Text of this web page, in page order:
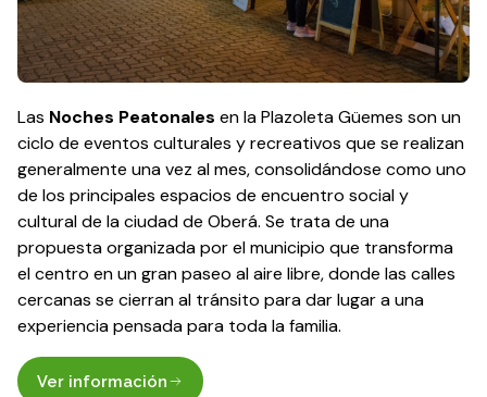
Las Noches Peatonales en laPlazoleta Güemes son un
ciclo de eventos culturales y recreativos que se realizan
generalmente una vez al mes, consolidándose como uno
de los principales espacios de encuentro social y
cultural de la ciudad de Oberá. Se trata de una
propuesta organizada por el municipio que transforma
el centro en un gran paseo al aire libre, donde las calles
cercanas se cierran al tránsito para dar lugar a una
experiencia pensada para toda la familia.
Ver información